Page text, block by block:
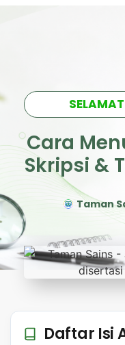
Cara
Skripsi &
Taman
Daftar Isi